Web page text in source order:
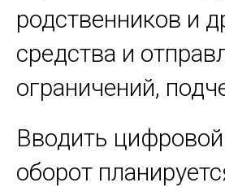
родственников и
средства и
ограничений,
Вводить
оборот